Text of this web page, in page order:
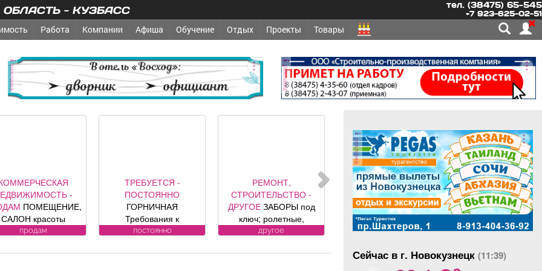
- КУЗБАСС тел. (38475) 65-545
+7 923-625-02-51
Работа Компании Афиша Обучение Отдых Проекты Товары
реклама реклама
-
ПОМЕЩЕНИЕ,
САЛОН красоты
площадь 88, 8
1, хороший
продам
ТРЕБУЕТСЯ -
ПОСТОЯННО
ГОРНИЧНАЯ
Требования к
кандидату: без опыта
-Влажная и сухая
постоянно
РЕМОНТ,
СТРОИТЕЛЬСТВО -
ДРУГОЕЗАБОРЫ под
ключ; ролетные,
секционные ворота (от
представителя
другое
реклама
Сейчас в г. Новокузнецк (11:39)